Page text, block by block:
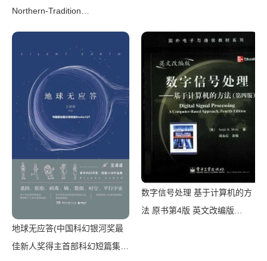
Northern-Tradition
Kaldera）（2013）
地球无应答(中国科幻银河奖最
佳新人奖得主首部科幻短篇集！
数字信号处理 基于计算机的方
法 原书第4版 英文改编版